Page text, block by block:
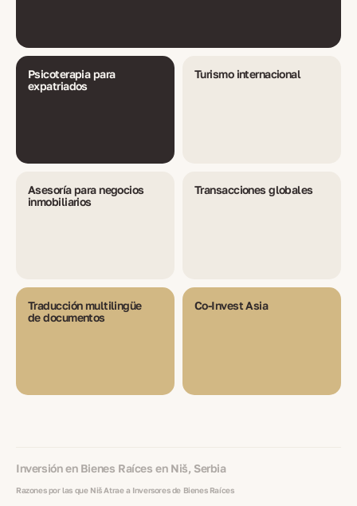
Psicoterapia para
expatriados
Turismo internacional
Asesoría para negocios
inmobiliarios
Transacciones globales
Traducción multilingüe
de documentos
Co-Invest Asia
Inversión en Bienes Raíces en Niš, Serbia
Razones por las que Niš Atrae a Inversores de Bienes Raíces